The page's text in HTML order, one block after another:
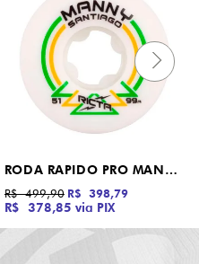
RODA RAPIDO PRO MANNY SANTIAGO SLIM RICTA
R$ 378,85 via PIX
R$ 499,90 R$ 398,79